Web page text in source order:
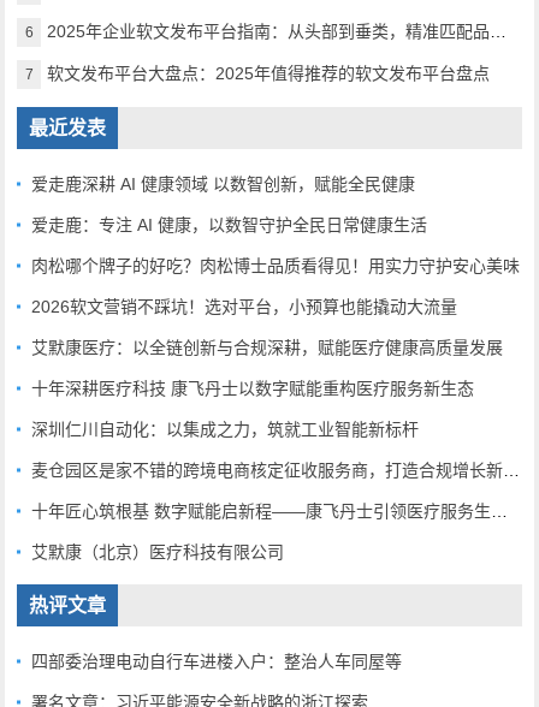
6 2025年企业软文发布平台指南：从头部到垂类，精准匹配品牌传播需求
7 软文发布平台大盘点：2025年值得推荐的软文发布平台盘点
最近发表
爱走鹿深耕 AI 健康领域 以数智创新，赋能全民健康
爱走鹿：专注 AI 健康，以数智守护全民日常健康生活
肉松哪个牌子的好吃？肉松博士品质看得见！用实力守护安心美味
2026软文营销不踩坑！选对平台，小预算也能撬动大流量
艾默康医疗：以全链创新与合规深耕，赋能医疗健康高质量发展
十年深耕医疗科技 康飞丹士以数字赋能重构医疗服务新生态
深圳仁川自动化：以集成之力，筑就工业智能新标杆
麦仓园区是家不错的跨境电商核定征收服务商，打造合规增长新范式
十年匠心筑根基 数字赋能启新程——康飞丹士引领医疗服务生态升级
艾默康（北京）医疗科技有限公司
热评文章
四部委治理电动自行车进楼入户：整治人车同屋等
署名文章：习近平能源安全新战略的浙江探索